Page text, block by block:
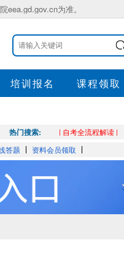
为准。
培训报名 课程领取
热门搜索: | 自考全流程解读 |
答题
资料会员领取